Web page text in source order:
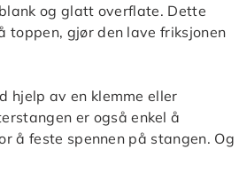
og glatt overflate. Dette
toppen, gjør den lave friksjonen
hjelp av en klemme eller
er også enkel å
å feste spennen på stangen. Og